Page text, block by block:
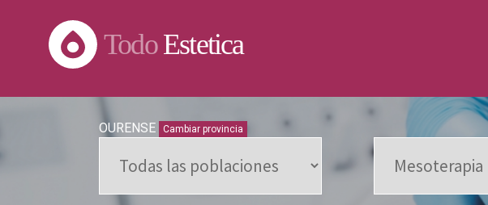
TodoEstetica
OURENSE Cambiar provincia